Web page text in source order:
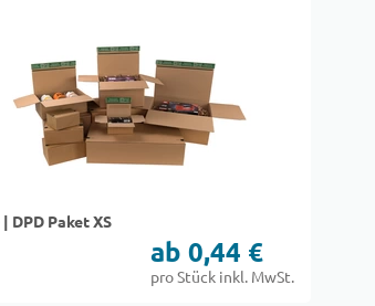
DPD Paket XS
ab 0,44 €
pro Stück inkl. MwSt.